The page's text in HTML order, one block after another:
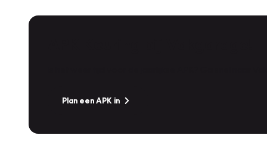
Plan een APK in